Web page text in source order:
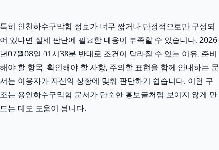
특히 인천하수구막힘 정보가 너무 짧거나 단정적으로만 구성되
어 있다면 실제 판단에 필요한 내용이 부족할 수 있습니다. 2026
년07월08일 01시38분 반대로 조건이 달라질 수 있는 이유, 준비
해야 할 항목, 확인해야 할 사항, 주의할 표현을 함께 안내하는 문
서는 이용자가 자신의 상황에 맞춰 판단하기 쉽습니다. 이런 구
조는 용인하수구막힘 문서가 단순한 홍보글처럼 보이지 않게 만
드는 데도 도움이 됩니다.